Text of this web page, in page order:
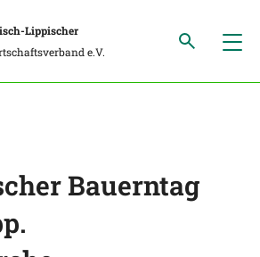
Lippischer
e.V.
Bauerntag